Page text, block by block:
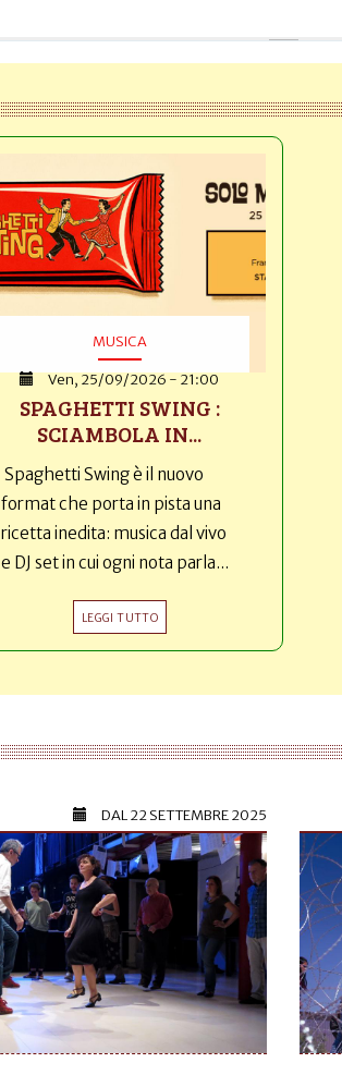
MUSICA
Ven, 25/09/2026 - 21:00
SPAGHETTI SWING :
SCIAMBOLA IN...
Spaghetti Swing è il nuovo
format che porta in pista una
ricetta inedita: musica dal vivo
e DJ set in cui ogni nota parla...
LEGGI TUTTO
DAL22 SETTEMBRE 2025